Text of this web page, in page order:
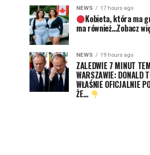
NEWS 17 hours ago
Kobieta, która ma
ma również…Zobacz
NEWS 19 hours ago
ZALEDWIE 7 MINUT
WARSZAWIE: DONALD
WŁAŚNIE OFICJALNIE
ŻE…